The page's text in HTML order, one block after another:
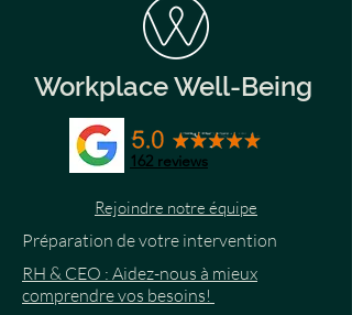
Workplace Well-Being
162 reviews
Rejoindre notre équipe
Préparation de votre intervention
RH & CEO : Aidez-nous à mieux
comprendre vos besoins!